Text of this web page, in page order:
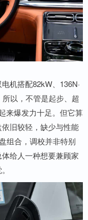
机搭配82kW、136N·
以，不管是起步、超
来爆发力十足。但它算
旧较轻，缺少与性能
组合，调校并非特别
给人一种想要兼顾家